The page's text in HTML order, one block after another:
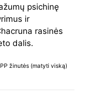
psichinę
ir
rasinės
dalis.
žinutės (matyti viską)